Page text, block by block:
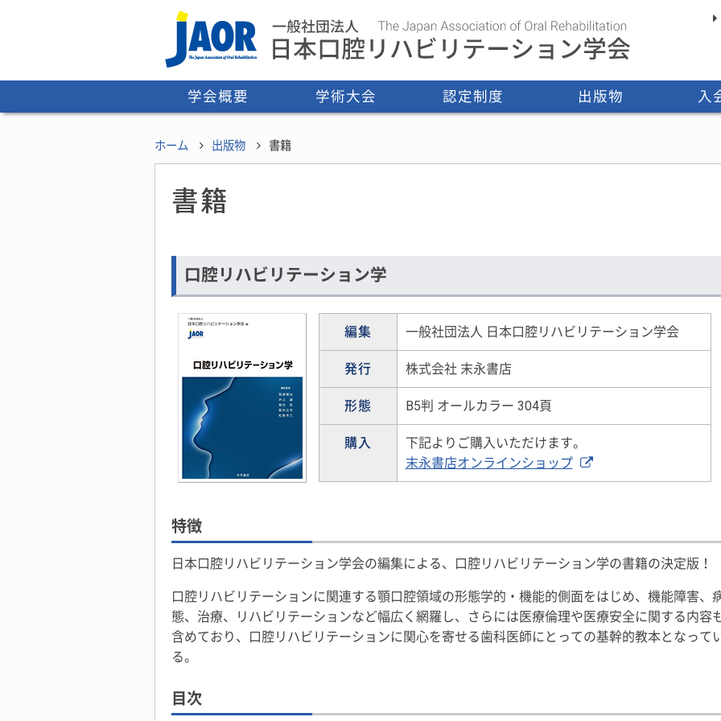
学会概要 学術大会 認定制度 出版物 入
ホーム 出版物 書籍
書籍
口腔リハビリテーション学
編集 一般社団法人 日本口腔リハビリテーション学会
発行 株式会社 末永書店
形態 B5判 オールカラー 304頁
購入
下記よりご購入いただけます。
末永書店オンラインショップ
特徴
日本口腔リハビリテーション学会の編集による、口腔リハビリテーション学の書籍の決定版！
口腔リハビリテーションに関連する顎口腔領域の形態学的・機能的側面をはじめ、機能障害、
態、治療、リハビリテーションなど幅広く網羅し、さらには医療倫理や医療安全に関する内容
含めており、口腔リハビリテーションに関心を寄せる歯科医師にとっての基幹的教本となって
る。
目次